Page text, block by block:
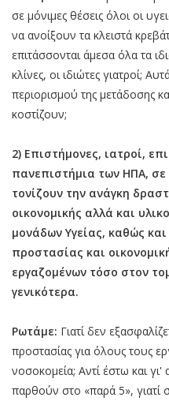
σε μόνιμες θέσεις όλοι οι
να ανοίξουν τα κλειστά
επιτάσσονται άμεσα όλα τα
κλίνες, οι ιδιώτες γιατροί;
περιορισμού της μετάδοσης
κοστίζουν;
2) Επιστήμονες, ιατροί,
πανεπιστήμια των ΗΠΑ, σε
τονίζουν την ανάγκη
οικονομικής αλλά και
μονάδων Υγείας, καθώς
προστασίας και
εργαζομένων τόσο στον
γενικότερα.
Ρωτάμε: Γιατί δεν
προστασίας για όλους τους
νοσοκομεία; Αντί έστω και
παρθούν στο «παρά 5», γιατί